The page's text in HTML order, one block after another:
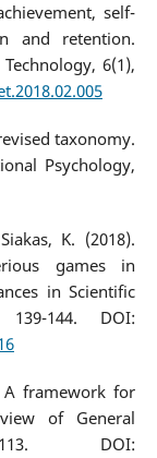
self-
and retention.
6(1),
taxonomy.
Psychology,
K. (2018).
games in
in Scientific
144. DOI:
A framework for
of General
DOI: